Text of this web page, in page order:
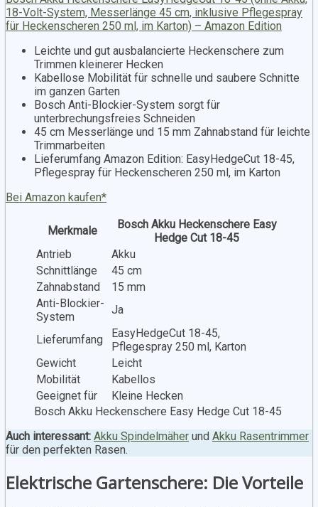
18-Volt-System, Messerlänge 45 cm, inklusive Pflegespray
für Heckenscheren 250 ml, im Karton) – Amazon Edition
Leichte und gut ausbalancierte Heckenschere zum
Trimmen kleinerer Hecken
Kabellose Mobilität für schnelle und saubere Schnitte
im ganzen Garten
Bosch Anti-Blockier-System sorgt für
unterbrechungsfreies Schneiden
45 cm Messerlänge und 15 mm Zahnabstand für leichte
Trimmarbeiten
Lieferumfang Amazon Edition: EasyHedgeCut 18-45,
Pflegespray für Heckenscheren 250 ml, im Karton
Bei Amazon kaufen*
Merkmale
Bosch Akku Heckenschere Easy
Hedge Cut 18-45
Antrieb
Akku
Schnittlänge
45 cm
Zahnabstand
15 mm
Anti-Blockier-
System
Ja
Lieferumfang
EasyHedgeCut 18-45,
Pflegespray 250 ml, Karton
Gewicht
Leicht
Mobilität
Kabellos
Geeignet für
Kleine Hecken
Bosch Akku Heckenschere Easy Hedge Cut 18-45
Auch interessant: Akku Spindelmäher und Akku Rasentrimmer
für den perfekten Rasen.
Elektrische Gartenschere: Die Vorteile